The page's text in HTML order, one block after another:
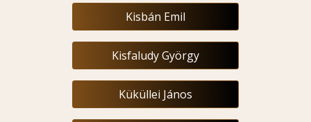
Kisbán Emil
Kisfaludy György
Küküllei János